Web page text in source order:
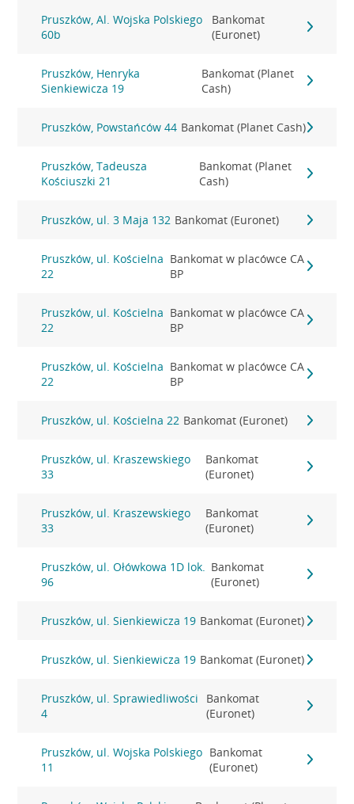
Pruszków, Al. Wojska Polskiego
60b
Bankomat
(Euronet)
Pruszków, Henryka
Sienkiewicza 19
Bankomat (Planet
Cash)
Pruszków, Powstańców 44 Bankomat (Planet Cash)
Pruszków, Tadeusza
Kościuszki 21
Bankomat (Planet
Cash)
Pruszków, ul. 3 Maja 132 Bankomat (Euronet)
Pruszków, ul. Kościelna
22
Bankomat w placówce CA
BP
Pruszków, ul. Kościelna
22
Bankomat w placówce CA
BP
Pruszków, ul. Kościelna
22
Bankomat w placówce CA
BP
Pruszków, ul. Kościelna 22 Bankomat (Euronet)
Pruszków, ul. Kraszewskiego
33
Bankomat
(Euronet)
Pruszków, ul. Kraszewskiego
33
Bankomat
(Euronet)
Pruszków, ul. Ołówkowa 1D lok.
96
Bankomat
(Euronet)
Pruszków, ul. Sienkiewicza 19 Bankomat (Euronet)
Pruszków, ul. Sienkiewicza 19 Bankomat (Euronet)
Pruszków, ul. Sprawiedliwości
4
Bankomat
(Euronet)
Pruszków, ul. Wojska Polskiego
11
Bankomat
(Euronet)